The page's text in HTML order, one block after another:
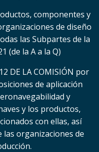
componentes y
de diseño
las Subpartes de la
(de la A a la Q)
DE LA COMISIÓN por
de aplicación
y
y los productos,
con ellas, así
las organizaciones de